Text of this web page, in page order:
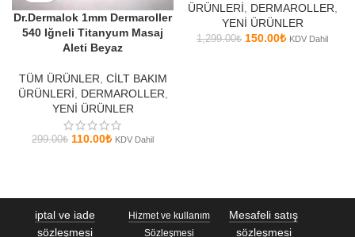
Dr.Dermalok 1mm Dermaroller
540 Iğneli Titanyum Masaj
Aleti Beyaz
TÜM ÜRÜNLER, CİLT BAKIM
ÜRÜNLERİ, DERMAROLLER,
YENİ ÜRÜNLER
299.00₺ 110.00₺ KDV Dahil
ÜRÜNLERİ
DERMAROLLER
YENİ ÜRÜNLER
1,299.00₺ 150.00₺ KDV Dahil
iptal ve iade
sözleşmesi
Hizmet ve kullanım
Sözleşmesi
Mesafeli satış
sözleşmesi